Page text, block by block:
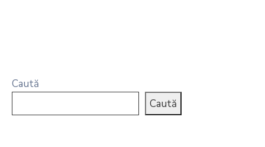
Caută
Caută